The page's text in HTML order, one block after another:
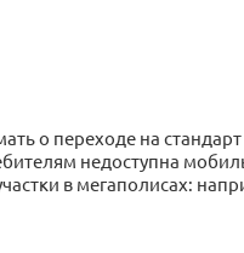
о переходе на стандарт
недоступна
в мегаполисах: